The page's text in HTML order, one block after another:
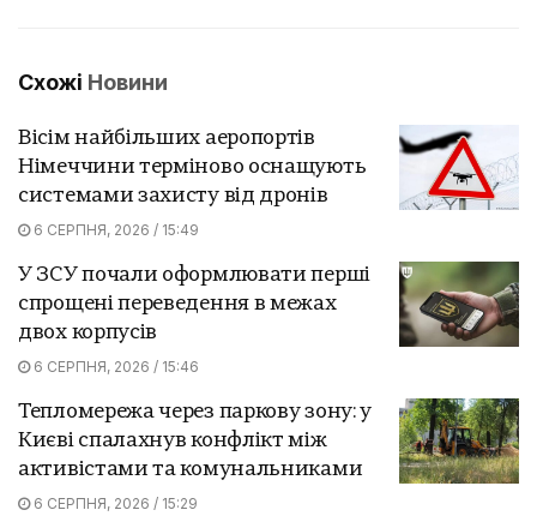
Схожі Новини
Вісім найбільших аеропортів
Німеччини терміново оснащують
системами захисту від дронів
6 СЕРПНЯ, 2026 / 15:49
У ЗСУ почали оформлювати перші
спрощені переведення в межах
двох корпусів
6 СЕРПНЯ, 2026 / 15:46
Тепломережа через паркову зону: у
Києві спалахнув конфлікт між
активістами та комунальниками
6 СЕРПНЯ, 2026 / 15:29